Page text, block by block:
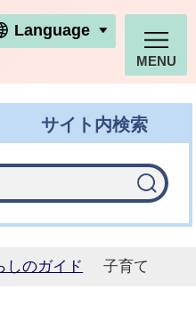
利根町ホームページ
Language
MENU
サイト内検索
しのガイド 子育て